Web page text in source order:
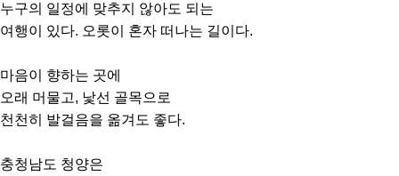
누구의 일정에 맞추지 않아도 되는
여행이 있다. 오롯이 혼자 떠나는 길이다.
마음이 향하는 곳에
오래 머물고, 낯선 골목으로
천천히 발걸음을 옮겨도 좋다.
충청남도 청양은